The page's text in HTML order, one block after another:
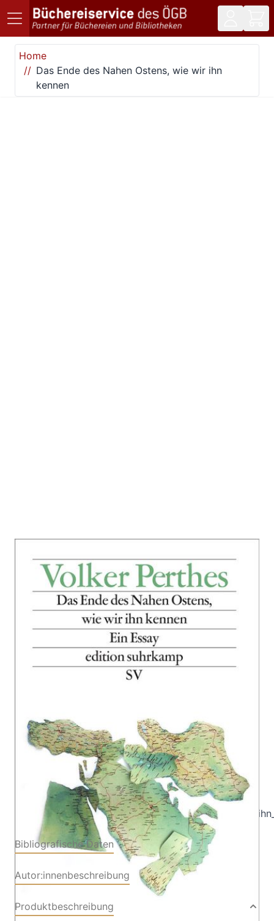
Direkt zum Inhalt
Home
Das Ende des Nahen Ostens, wie wir ihn
kennen
Das Ende des Nahen Ostens, wie
wir ihn kennen
Zur Wunschliste hinzufügen
Verlag: Suhrkamp 08.08.2015
Buch 144 Seiten
ISBN: 978-3-518-
07442-8
Bibliografische Daten
Autor:innenbeschreibung
Produktbeschreibung